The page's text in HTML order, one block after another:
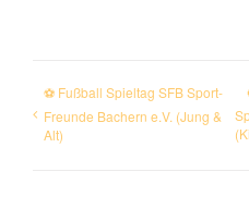
⚽ Fußball Spieltag SFB Sport-
Freunde Bachern e.V. (Jung &
Alt)